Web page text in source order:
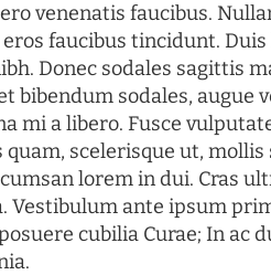
venenatis faucibus.
faucibus tincidunt.
Donec sodales sagittis
bibendum sodales, augue
mi a libero. Fusce
scelerisque ut, mollis
lorem in dui. Cras
Vestibulum ante ipsum
cubilia Curae; In ac